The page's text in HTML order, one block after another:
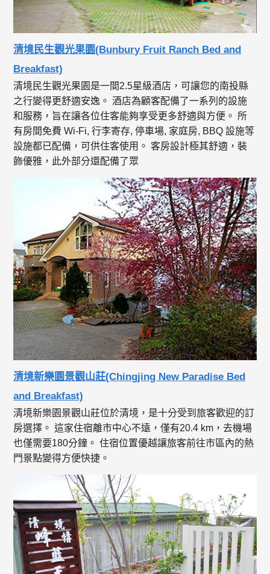
清境民生觀光果園(Bunbury Fruit Ranch Bed and
Breakfast)
清境民生觀光果園是一間2.5星級酒店，可讓您的南投縣
之行變得更舒適安逸。 酒店為顧客配備了一系列的設施
和服務，旨在讓各位住客能夠享受更多舒適與方便。 所
有房間免費 Wi-Fi, 行李寄存, 停車場, 家庭房, BBQ 設施等
設施都已配備，可供住客使用。 客房設計極其舒適，裝
飾優雅，此外部分還配備了眾
清境新樂園景觀山莊(Chingjing New Paradise Bed
and Breakfast)
清境新樂園景觀山莊位於清境，是十分受到旅客歡迎的訂
房選擇。 這家住宿離市中心不遠，僅有20.4 km，去機場
也僅需要180分鐘。 住宿位置優越讓旅客前往市區內的熱
門景點變得方便快捷。